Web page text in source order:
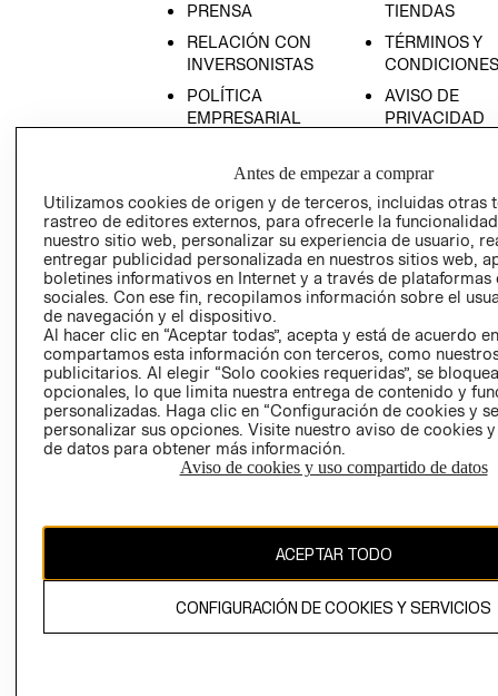
PRENSA
RELACIÓN CON
INVERSONISTAS
POLÍTICA
EMPRESARIAL
TIENDAS
TÉRMINOS Y
CONDICIONES
AVISO DE
PRIVACIDAD
AVISO DE
COOKIES
LIBRO DE
Ecuador ($)
CAMBIAR REGIÓN
El contenido de esta página web está protegido por copyright y es
Antes de empezar a comprar
Utilizamos cookies de origen y de terceros, incluidas otras
rastreo de editores externos, para ofrecerle la
nuestro sitio web, personalizar su experiencia de usuario,
entregar publicidad personalizada en nuestros sitios web,
boletines informativos en Internet y a través de plataformas
sociales. Con ese fin, recopilamos información sobre el
de navegación y el dispositivo.
Al hacer clic en “Aceptar todas”, acepta y está de acuerdo
compartamos esta información con terceros, como
publicitarios. Al elegir “Solo cookies requeridas”, se
opcionales, lo que limita nuestra entrega de contenido y
personalizadas. Haga clic en “Configuración de cookies y
personalizar sus opciones. Visite nuestro aviso de cookies
de datos para obtener más información.
Aviso de cookies y uso compartido de datos
ACEPTAR TODO
CONFIGURACIÓN DE COOKIES Y SERVICIOS